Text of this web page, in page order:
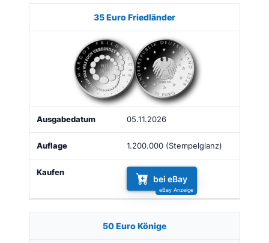
35 Euro Friedländer
05.11.2026
1.200.000 (Stempelglanz)
bei eBay
50 Euro Könige